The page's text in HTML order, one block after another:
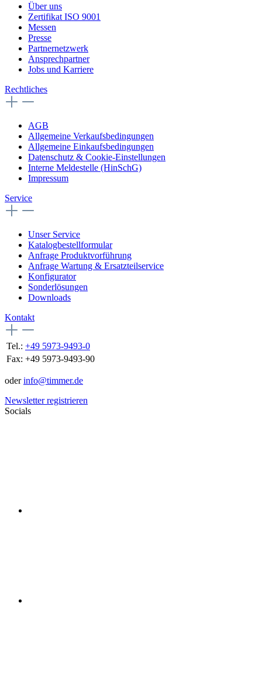
Über uns
Zertifikat ISO 9001
Messen
Presse
Partnernetzwerk
Ansprechpartner
Jobs und Karriere
Rechtliches
AGB
Allgemeine Verkaufsbedingungen
Allgemeine Einkaufsbedingungen
Datenschutz & Cookie-Einstellungen
Interne Meldestelle (HinSchG)
Impressum
Service
Unser Service
Katalogbestellformular
Anfrage Produktvorführung
Anfrage Wartung & Ersatzteilservice
Konfigurator
Sonderlösungen
Downloads
Kontakt
Tel.: +49 5973-9493-0
Fax: +49 5973-9493-90
oderinfo@timmer.de
Newsletter registrieren
Socials